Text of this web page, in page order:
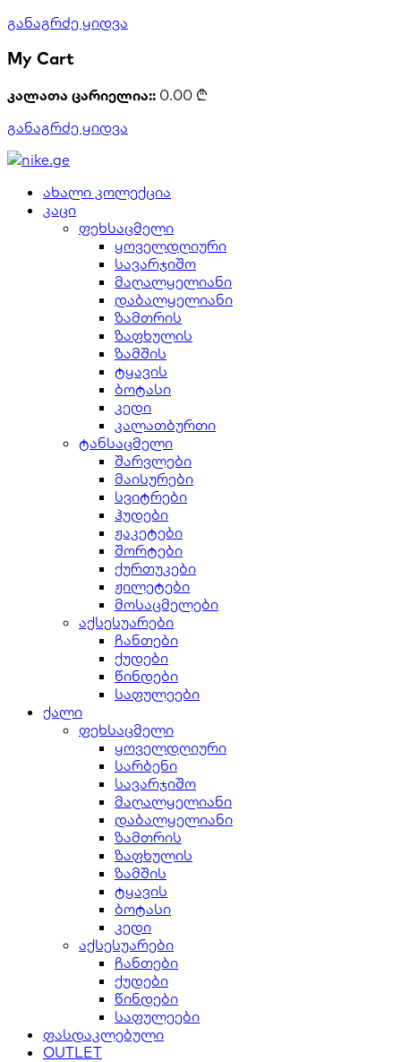
განაგრძე ყიდვა
My Cart
კალათა ცარიელია:: 0.00 ₾
განაგრძე ყიდვა
ახალი კოლექცია
კაცი
ფეხსაცმელი
ყოველდღიური
სავარჯიშო
მაღალყელიანი
დაბალყელიანი
ზამთრის
ზაფხულის
ზამშის
ტყავის
ბოტასი
კედი
კალათბურთი
ტანსაცმელი
შარვლები
მაისურები
სვიტრები
ჰუდები
ჟაკეტები
შორტები
ქურთუკები
ჟილეტები
მოსაცმელები
აქსესუარები
ჩანთები
ქუდები
წინდები
საფულეები
ქალი
ფეხსაცმელი
ყოველდღიური
სარბენი
სავარჯიშო
მაღალყელიანი
დაბალყელიანი
ზამთრის
ზაფხულის
ზამშის
ტყავის
ბოტასი
კედი
აქსესუარები
ჩანთები
ქუდები
წინდები
საფულეები
ფასდაკლებული
OUTLET